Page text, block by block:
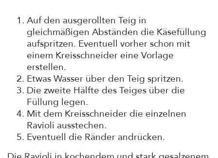
Auf den ausgerollten Teig in
gleichmäßigen Abständen die Käsefüllung
aufspritzen. Eventuell vorher schon mit
einem Kreisschneider eine Vorlage
erstellen.
Etwas Wasser über den Teig spritzen.
Die zweite Hälfte des Teiges über die
Füllung legen.
Mit dem Kreisschneider die einzelnen
Ravioli ausstechen.
Eventuell die Ränder andrücken.